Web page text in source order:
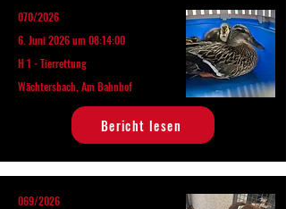
070/2026
6. Juni 2026 um 08:14:00
H 1 - Tierrettung
Wächtersbach, Am Bahnhof
Bericht lesen
069/2026